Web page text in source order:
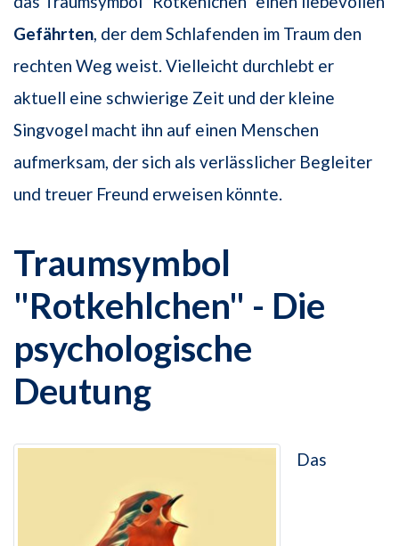
Gefährten, der dem Schlafenden im Traum den
rechten Weg weist. Vielleicht durchlebt er
aktuell eine schwierige Zeit und der kleine
Singvogel macht ihn auf einen Menschen
aufmerksam, der sich als verlässlicher Begleiter
und treuer Freund erweisen könnte.
Traumsymbol
"Rotkehlchen" - Die
psychologische
Deutung
Das